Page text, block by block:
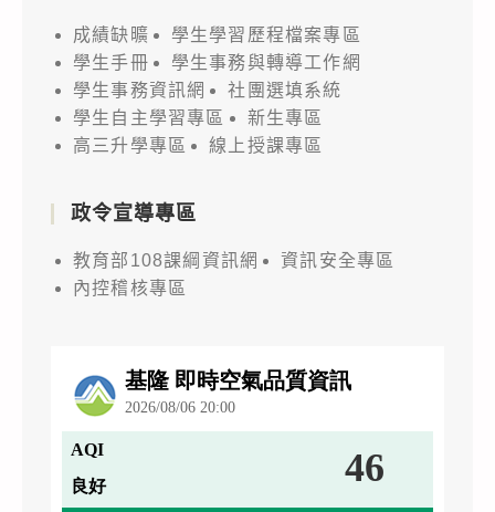
成績缺曠
學生學習歷程檔案專區
學生手冊
學生事務與轉導工作網
學生事務資訊網
社團選填系統
學生自主學習專區
新生專區
高三升學專區
線上授課專區
政令宣導專區
教育部108課綱資訊網
資訊安全專區
內控稽核專區